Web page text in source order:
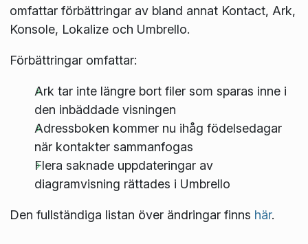
omfattar förbättringar av bland annat Kontact, Ark,
Konsole, Lokalize och Umbrello.
Förbättringar omfattar:
Ark tar inte längre bort filer som sparas inne i
den inbäddade visningen
Adressboken kommer nu ihåg födelsedagar
när kontakter sammanfogas
Flera saknade uppdateringar av
diagramvisning rättades i Umbrello
Den fullständiga listan över ändringar finns här.